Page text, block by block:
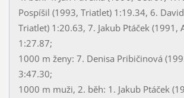
Pospíšil (1993, Triatlet) 1:19.34, 6.
Triatlet) 1:20.63, 7. Jakub Ptáček (1991,
1:27.87;
1000 m ženy: 7. Denisa Pribičinová
3:47.30;
1000 m muži, 2. běh: 1. Jakub Ptáček